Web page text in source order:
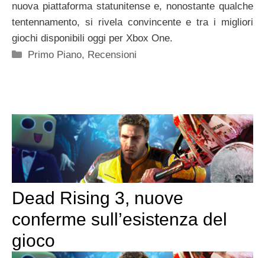
nuova piattaforma statunitense e, nonostante qualche
tentennamento, si rivela convincente e tra i migliori
giochi disponibili oggi per Xbox One.
Categorie
Primo Piano, Recensioni
Dead Rising 3, nuove
conferme sull’esistenza del
gioco